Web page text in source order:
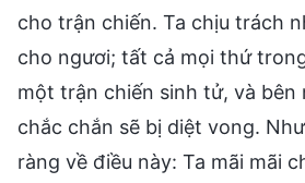
cho trận chiến. Ta chịu trách
cho ngươi; tất cả mọi thứ
một trận chiến sinh tử, và bên
chắc chắn sẽ bị diệt vong.
ràng về điều này: Ta mãi mãi